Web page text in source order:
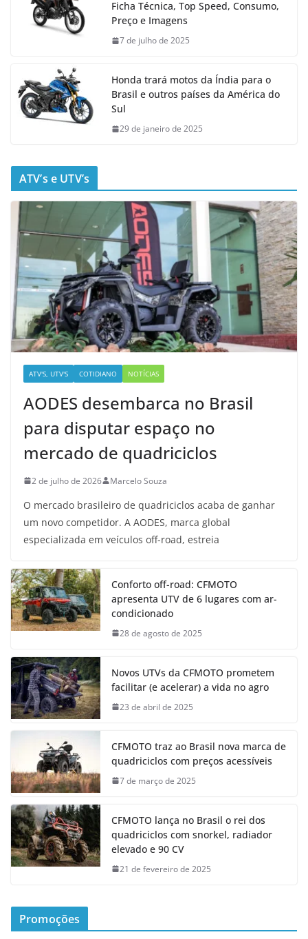
Ficha Técnica, Top Speed, Consumo,
Preço e Imagens
7 de julho de 2025
Honda trará motos da Índia para o
Brasil e outros países da América do
Sul
29 de janeiro de 2025
ATV’s e UTV’s
ATV'S, UTV'S COTIDIANO NOTÍCIAS
AODES desembarca no Brasil
para disputar espaço no
mercado de quadriciclos
2 de julho de 2026 Marcelo Souza
O mercado brasileiro de quadriciclos acaba de ganhar
um novo competidor. A AODES, marca global
especializada em veículos off-road, estreia
Conforto off-road: CFMOTO
apresenta UTV de 6 lugares com ar-
condicionado
28 de agosto de 2025
Novos UTVs da CFMOTO prometem
facilitar (e acelerar) a vida no agro
23 de abril de 2025
CFMOTO traz ao Brasil nova marca de
quadriciclos com preços acessíveis
7 de março de 2025
CFMOTO lança no Brasil o rei dos
quadriciclos com snorkel, radiador
elevado e 90 CV
21 de fevereiro de 2025
Promoções